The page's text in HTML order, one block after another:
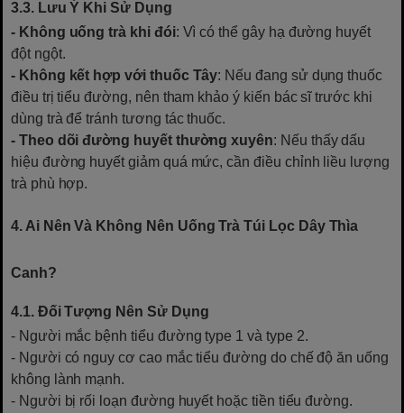
3.3. Lưu Ý Khi Sử Dụng
- Không uống trà khi đói: Vì có thể gây hạ đường huyết
đột ngột.
- Không kết hợp với thuốc Tây: Nếu đang sử dụng thuốc
điều trị tiểu đường, nên tham khảo ý kiến bác sĩ trước khi
dùng trà để tránh tương tác thuốc.
- Theo dõi đường huyết thường xuyên: Nếu thấy dấu
hiệu đường huyết giảm quá mức, cần điều chỉnh liều lượng
trà phù hợp.
4. Ai Nên Và Không Nên Uống Trà Túi Lọc Dây Thìa
Canh?
4.1. Đối Tượng Nên Sử Dụng
- Người mắc bệnh tiểu đường type 1 và type 2.
- Người có nguy cơ cao mắc tiểu đường do chế độ ăn uống
không lành mạnh.
- Người bị rối loạn đường huyết hoặc tiền tiểu đường.